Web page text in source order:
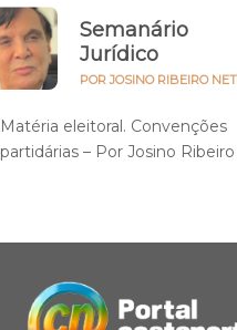
Semanário
Jurídico
POR JOSINO RIBEIRO
Matéria eleitoral. Convenções
partidárias – Por Josino Ribeiro